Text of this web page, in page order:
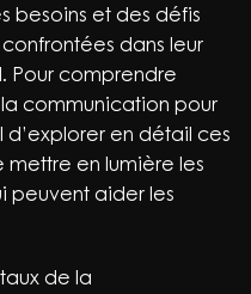
besoins et des défis
dans leur
Pour comprendre
communication pour
d’explorer en détail ces
en lumière les
peuvent aider les
de la